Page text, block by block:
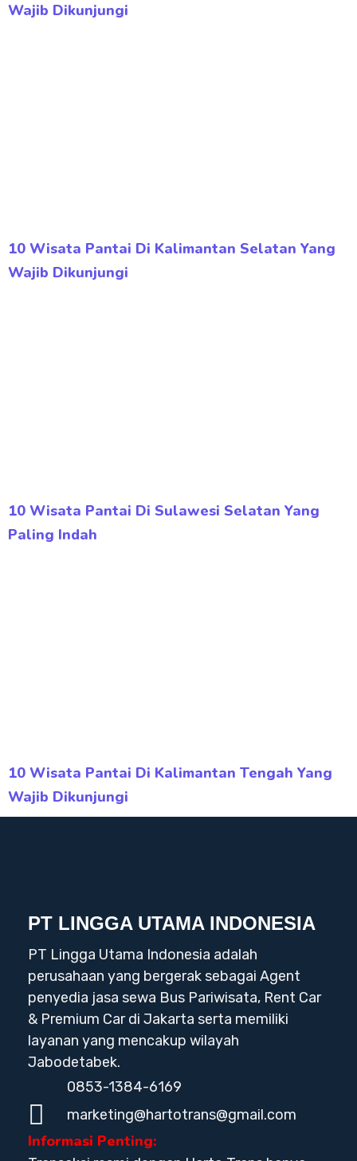
Wajib Dikunjungi
10 Wisata Pantai Di Kalimantan Selatan Yang
Wajib Dikunjungi
10 Wisata Pantai Di Sulawesi Selatan Yang
Paling Indah
10 Wisata Pantai Di Kalimantan Tengah Yang
Wajib Dikunjungi
PT LINGGA UTAMA INDONESIA
PT Lingga Utama Indonesia adalah
perusahaan yang bergerak sebagai Agent
penyedia jasa sewa Bus Pariwisata, Rent Car
& Premium Car di Jakarta serta memiliki
layanan yang mencakup wilayah
Jabodetabek.
0853-1384-6169
marketing@hartotrans@gmail.com
Informasi Penting: